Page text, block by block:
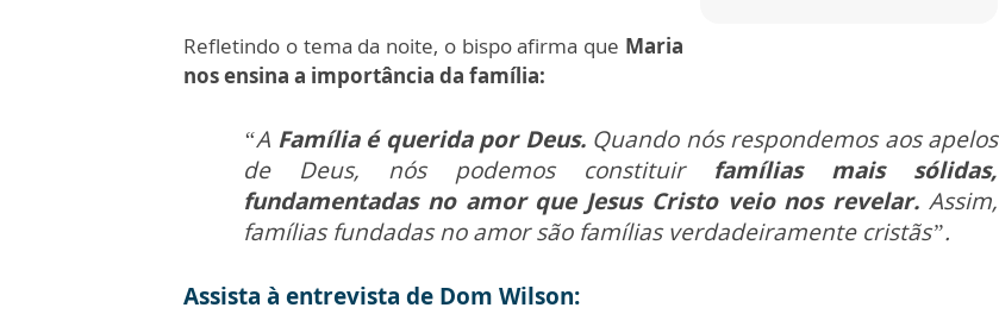
Refletindo o tema da noite, o bispo afirma que Maria
nos ensina a importância da família:
“A Família é querida por Deus.Quando nós respondemos aos apelos
de Deus, nós podemos constituir famílias mais sólidas,
fundamentadas no amor que Jesus Cristo veio nos revelar. Assim,
famílias fundadas no amor são famílias verdadeiramente cristãs”.
Assista à entrevista de Dom Wilson: